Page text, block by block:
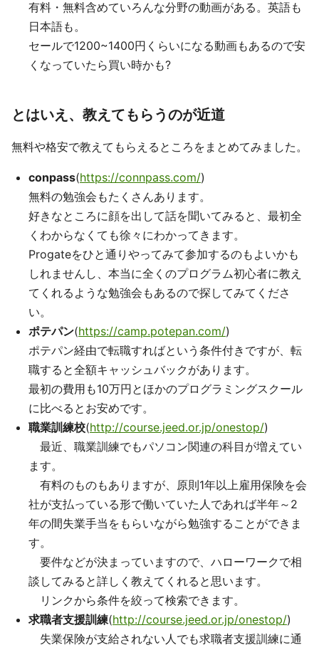
有料・無料含めていろんな分野の動画がある。英語も
日本語も。
セールで1200~1400円くらいになる動画もあるので安
くなっていたら買い時かも?
とはいえ、教えてもらうのが近道
無料や格安で教えてもらえるところをまとめてみました。
conpass(https://connpass.com/)
無料の勉強会もたくさんあります。
好きなところに顔を出して話を聞いてみると、最初全
くわからなくても徐々にわかってきます。
Progateをひと通りやってみて参加するのもよいかも
しれませんし、本当に全くのプログラム初心者に教え
てくれるような勉強会もあるので探してみてくださ
い。
ポテパン(https://camp.potepan.com/)
ポテパン経由で転職すればという条件付きですが、転
職すると全額キャッシュバックがあります。
最初の費用も10万円とほかのプログラミングスクール
に比べるとお安めです。
職業訓練校(http://course.jeed.or.jp/onestop/)
最近、職業訓練でもパソコン関連の科目が増えてい
ます。
有料のものもありますが、原則1年以上雇用保険を会
社が支払っている形で働いていた人であれば半年～2
年の間失業手当をもらいながら勉強することができま
す。
要件などが決まっていますので、ハローワークで相
談してみると詳しく教えてくれると思います。
リンクから条件を絞って検索できます。
求職者支援訓練(http://course.jeed.or.jp/onestop/)
失業保険が支給されない人でも求職者支援訓練に通